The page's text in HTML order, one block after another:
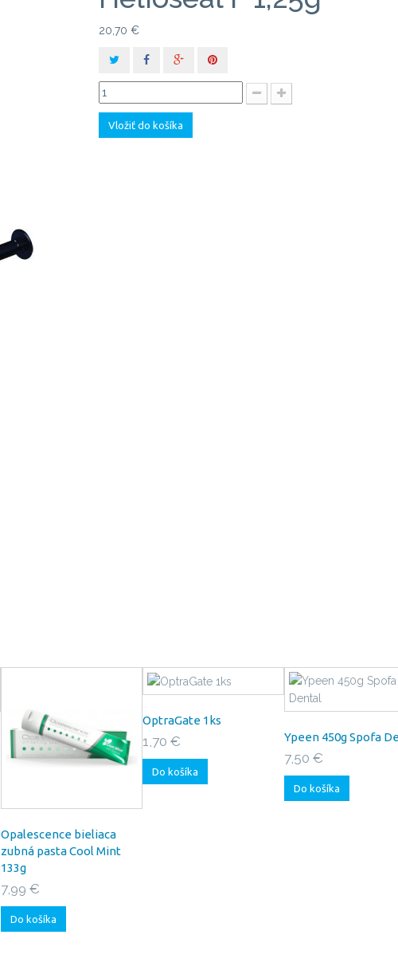
20,70 €
Vložiť do košíka
Opalescence bieliaca
zubná pasta Cool Mint
133g
7,99 €
Do košíka
OptraGate 1ks
1,70 €
Do košíka
Ypeen 450g Spofa
7,50 €
Do košíka